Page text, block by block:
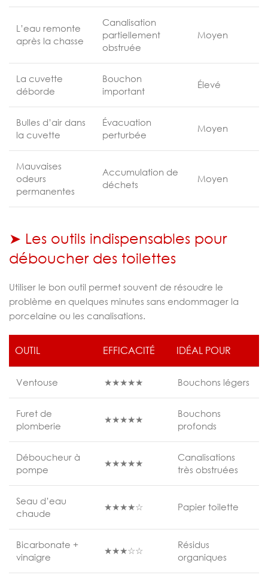
L’eau remonte
après la chasse
Canalisation
partiellement
obstruée
Moyen
La cuvette
déborde
Bouchon
important
Élevé
Bulles d’air dans
la cuvette
Évacuation
perturbée
Moyen
Mauvaises
odeurs
permanentes
Accumulation de
déchets
Moyen
➤ Les outils indispensables pour
déboucher des toilettes
Utiliser le bon outil permet souvent de résoudre le
problème en quelques minutes sans endommager la
porcelaine ou les canalisations.
OUTIL EFFICACITÉ IDÉAL POUR
Ventouse ★★★★★ Bouchons légers
Furet de
plomberie
★★★★★
Bouchons
profonds
Déboucheur à
pompe
★★★★★
Canalisations
très obstruées
Seau d’eau
chaude
★★★★☆ Papier toilette
Bicarbonate +
vinaigre
★★★☆☆
Résidus
organiques